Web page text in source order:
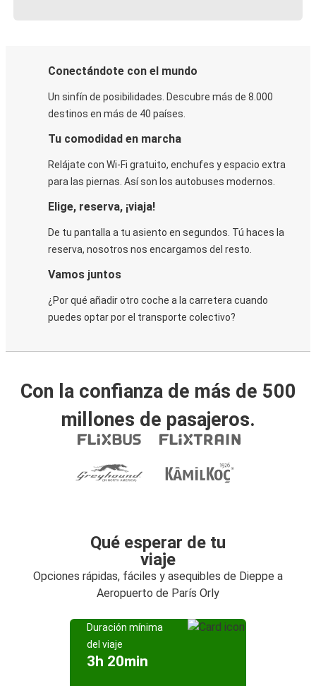
Conectándote con el mundo
Un sinfín de posibilidades. Descubre más de 8.000
destinos en más de 40 países.
Tu comodidad en marcha
Relájate con Wi-Fi gratuito, enchufes y espacio extra
para las piernas. Así son los autobuses modernos.
Elige, reserva, ¡viaja!
De tu pantalla a tu asiento en segundos. Tú haces la
reserva, nosotros nos encargamos del resto.
Vamos juntos
¿Por qué añadir otro coche a la carretera cuando
puedes optar por el transporte colectivo?
Con la confianza de más de 500
millones de pasajeros.
Qué esperar de tu
viaje
Opciones rápidas, fáciles y asequibles de Dieppe a
Aeropuerto de París Orly
Duración mínima
del viaje
3h 20min